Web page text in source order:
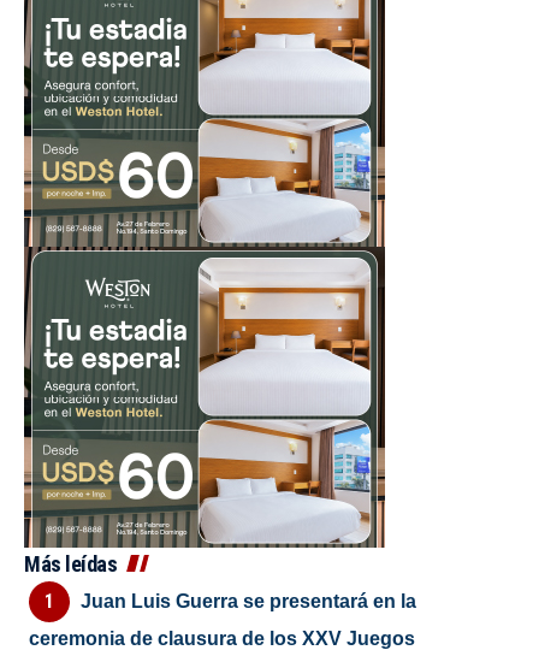
Más leídas
Juan Luis Guerra se presentará en la
ceremonia de clausura de los XXV Juegos